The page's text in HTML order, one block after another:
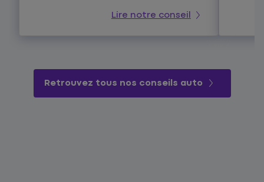
Lire notre conseil
Retrouvez tous nos conseils auto